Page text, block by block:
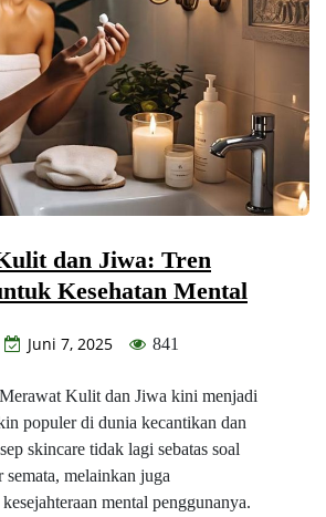
dan Jiwa: Tren
Kesehatan Mental
Juni 7, 2025 841
Kulit dan Jiwa kini menjadi
populer di dunia kecantikan dan
skincare tidak lagi sebatas soal
semata, melainkan juga
mental penggunanya.